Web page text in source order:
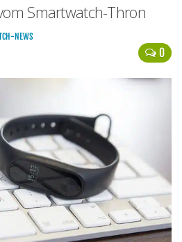
Smartwatch-Thron
0
NEWS